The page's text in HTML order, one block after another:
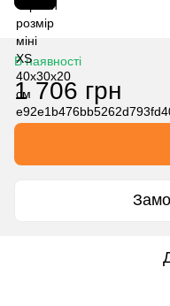
В наявності
1 706 грн